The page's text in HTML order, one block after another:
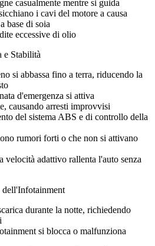
casualmente mentre si guida
i cavi del motore a causa
base di soia
eccessive di olio
e Stabilità
si abbassa fino a terra, riducendo la
d'emergenza si attiva
causando arresti improvvisi
del sistema ABS e di controllo della
rumori forti o che non si attivano
velocità adattivo rallenta l'auto senza
durante la notte, richiedendo
si blocca o malfunziona